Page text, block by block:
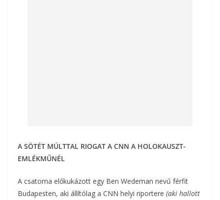
A SÖTÉT MÚLTTAL RIOGAT A CNN A HOLOKAUSZT-
EMLÉKMŰNÉL
A csatorna előkukázott egy Ben Wedeman nevű férfit
Budapesten, aki állítólag a CNN helyi riportere (aki hallott